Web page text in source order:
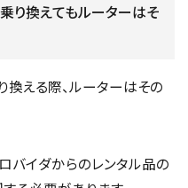
り換えてもルーターはそ
換える際、ルーターはその
バイダからのレンタル品の